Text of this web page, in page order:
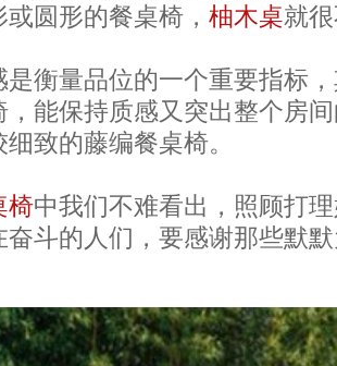
圆形的餐桌椅， 柚木桌就
是衡量品位的一个重要指标
，能保持质感又突出整个房
致的藤编餐桌椅。
椅中我们不难看出，照顾打
奋斗的人们，要感谢那些默